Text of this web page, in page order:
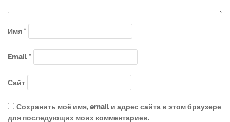
Имя*
Email*
Сайт
Сохранить моё имя, email и адрес сайта в этом браузере
для последующих моих комментариев.